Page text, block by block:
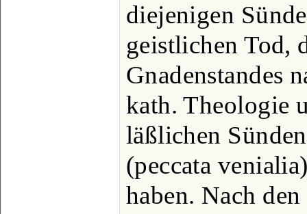
diejenigen
geistlichen Tod,
Gnadenstandes
kath. Theologie
läßlichen
(peccata
haben. Nach